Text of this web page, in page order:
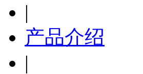
|
产品介绍
|